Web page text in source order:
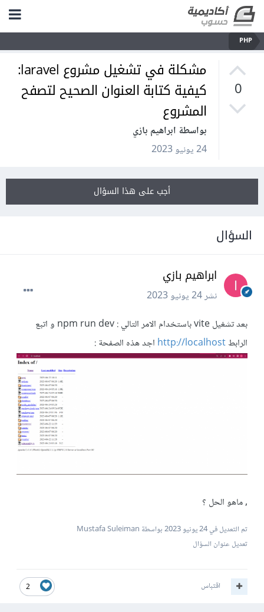
PHP
0
مشكلة في تشغيل مشروع laravel:
كيفية كتابة العنوان الصحيح لتصفح
المشروع
بواسطة ابراهيم بازي
24 يونيو 2023
أجب على هذا السؤال
السؤال
ابراهيم بازي
نشر24 يونيو 2023
بعد تشغيل vite باستخدام الامر التالي : npm run dev و اتبع
الرابطhttp://localhostاجد هذه الصفحة
, ماهو الحل ؟
تم التعديل في24 يونيو 2023
بواسطة Mustafa Suleiman
تعديل عنوان السؤال
2 اقتباس